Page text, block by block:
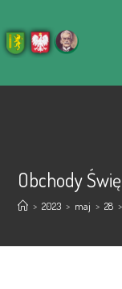
Obchody
> 2023 > maj > 28 >